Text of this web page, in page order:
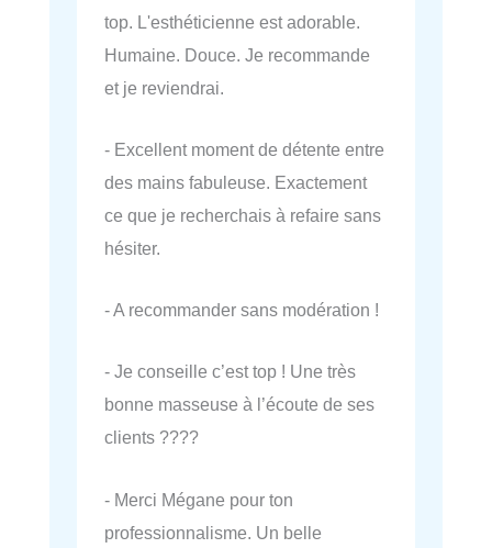
top. L'esthéticienne est adorable.
Humaine. Douce. Je recommande
et je reviendrai.
- Excellent moment de détente entre
des mains fabuleuse. Exactement
ce que je recherchais à refaire sans
hésiter.
- A recommander sans modération !
- Je conseille c’est top ! Une très
bonne masseuse à l’écoute de ses
clients ????
- Merci Mégane pour ton
professionnalisme. Un belle